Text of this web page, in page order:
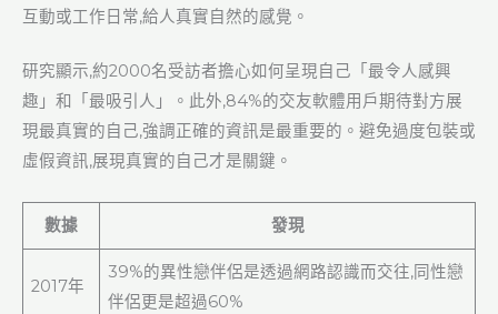
互動或工作日常,給人真實自然的感覺。
研究顯示,約2000名受訪者擔心如何呈現自己「最令人感興
趣」和「最吸引人」。此外,84%的交友軟體用戶期待對方展
現最真實的自己,強調正確的資訊是最重要的。避免過度包裝或
虛假資訊,展現真實的自己才是關鍵。
數據 發現
2017年
39%的異性戀伴侶是透過網路認識而交往,同性戀
伴侶更是超過60%